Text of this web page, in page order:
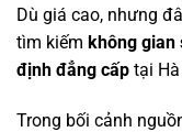
Dù giá cao, nhưng
tìm kiếm không gian
định đẳng cấp tại
Trong bối cảnh